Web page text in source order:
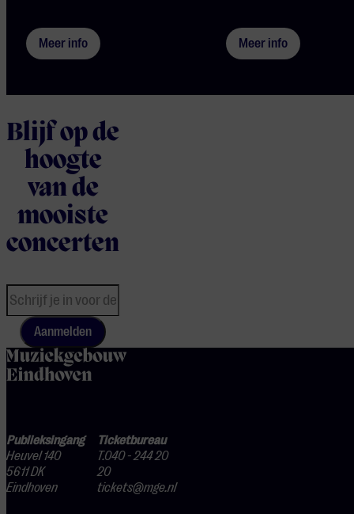
Meer info Meer info
Blijf op de
hoogte
van de
mooiste
concerten
Aanmelden
Publieksingang
Heuvel 140
5611 DK
Eindhoven
Ticketbureau
T.040 - 244 20
20
tickets@mge.nl